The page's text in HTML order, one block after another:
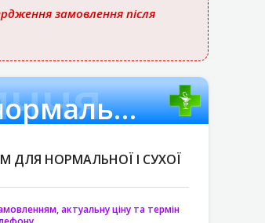
замовлення після
Легкий відновлюючий крем для нормальної і сухої шкіри обличчя
ДЛЯ НОРМАЛЬНОЇ І СУХОЇ
актуальну ціну та термін